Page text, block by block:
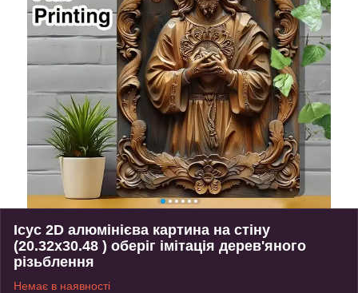
Ісус 2D алюмінієва картина на стіну
(20.32x30.48 ) оберіг імітація дерев'яного
різьблення
Немає в наявності